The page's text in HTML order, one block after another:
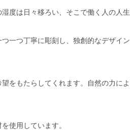
度は日々移ろい、そこで働く人の人生
一つ丁寧に彫刻し、独創的なデザ
をもたらしてくれます。自然の力
使用しています。